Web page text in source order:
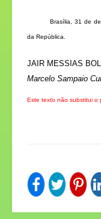
Brasília, 31 de
da República.
JAIR MESSIAS
Marcelo Sampaio
Este texto não substitui o